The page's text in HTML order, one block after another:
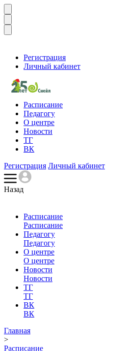
Регистрация
Личный кабинет
Расписание
Педагогу
О центре
Новости
ТГ
ВК
Регистрация Личный кабинет
Назад
Расписание
Расписание
Педагогу
Педагогу
О центре
О центре
Новости
Новости
ТГ
ТГ
ВК
ВК
Главная
>
Расписание